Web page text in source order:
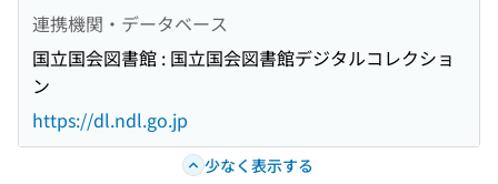
連携機関・データベース
国立国会図書館 : 国立国会図書館デジタルコレクショ
ン
https://dl.ndl.go.jp
少なく表示する